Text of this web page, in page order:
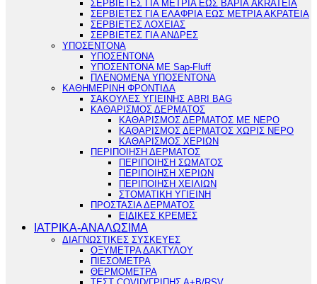
ΣΕΡΒΙΕΤΕΣ ΓΙΑ ΜΕΤΡΙΑ ΕΩΣ ΒΑΡΙΑ AKRATEIA
ΣΕΡΒΙΕΤΕΣ ΓΙΑ ΕΛΑΦΡΙΑ ΕΩΣ ΜΕΤΡΙΑ ΑΚΡΑΤΕΙΑ
ΣΕΡΒΙΕΤΕΣ ΛΟΧΕΙΑΣ
ΣΕΡΒΙΕΤΕΣ ΓΙΑ ΑΝΔΡΕΣ
ΥΠΟΣΕΝΤΟΝΑ
ΥΠΟΣΕΝΤΟΝΑ
ΥΠΟΣΕΝΤΟΝΑ ΜΕ Sap-Fluff
ΠΛΕΝΟΜΕΝΑ ΥΠΟΣΕΝΤΟΝΑ
ΚΑΘΗΜΕΡΙΝΗ ΦΡΟΝΤΙΔΑ
ΣΑΚΟΥΛΕΣ ΥΓΙΕΙΝΗΣ ABRI BAG
ΚΑΘΑΡΙΣΜΟΣ ΔΕΡΜΑΤΟΣ
ΚΑΘΑΡΙΣΜΟΣ ΔΕΡΜΑΤΟΣ ΜΕ ΝΕΡΟ
ΚΑΘΑΡΙΣΜΟΣ ΔΕΡΜΑΤΟΣ ΧΩΡΙΣ ΝΕΡΟ
ΚΑΘΑΡΙΣΜΟΣ ΧΕΡΙΩΝ
ΠΕΡΙΠΟΙΗΣΗ ΔΕΡΜΑΤΟΣ
ΠΕΡΙΠΟΙΗΣΗ ΣΩΜΑΤΟΣ
ΠΕΡΙΠΟΙΗΣΗ ΧΕΡΙΩΝ
ΠΕΡΙΠΟΙΗΣΗ ΧΕΙΛΙΩΝ
ΣΤΟΜΑΤΙΚΗ ΥΓΙΕΙΝΗ
ΠΡΟΣΤΑΣΙΑ ΔΕΡΜΑΤΟΣ
ΕΙΔΙΚΕΣ ΚΡΕΜΕΣ
ΙΑΤΡΙΚΑ-ΑΝΑΛΩΣΙΜΑ
ΔΙΑΓΝΩΣΤΙΚΕΣ ΣΥΣΚΕΥΕΣ
ΟΞΥΜΕΤΡΑ ΔΑΚΤΥΛΟΥ
ΠΙΕΣΟΜΕΤΡΑ
ΘΕΡΜΟΜΕΤΡΑ